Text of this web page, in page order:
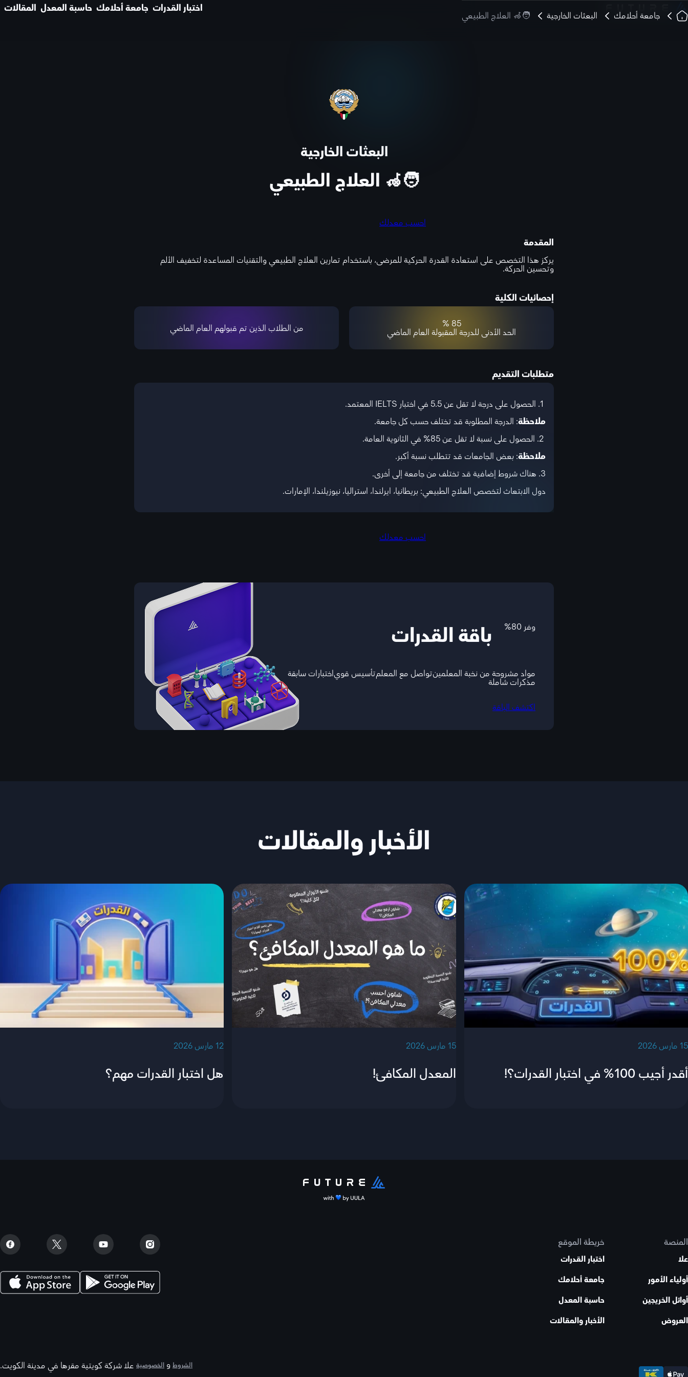
اختبار القدرات جامعة أحلامك حاسبة المعدل المقالات جامعة أحلامك البعثات الخارجية 🧑‍🦽 العلاج الطبيعي
البعثات الخارجية
🧑‍🦽 العلاج الطبيعي
احسب معدلك
المقدمة
يركز هذا التخصص على استعادة القدرة الحركية للمرضى، باستخدام تمارين العلاج الطبيعي والتقنيات المساعدة لتخفيف الألم
وتحسين الحركة.
إحصائيات الكلية
85 %
الحد الأدنى للدرجة المقبولة العام الماضي من الطلاب الذين تم قبولهم العام الماضي
متطلبات التقديم
ملاحظة: الدرجة المطلوبة قد تختلف حسب كل جامعة.
ملاحظة: بعض الجامعات قد تتطلب نسبة أكبر.
3. هناك شروط إضافية قد تختلف من جامعة إلى أخرى.
دول الابتعاث لتخصص العلاج الطبيعي: بريطانيا، ايرلندا، استراليا، نيوزيلندا، الإمارات.
احسب معدلك
وفر 80% باقة القدرات
مواد مشروحة من نخبة المعلمينتواصل مع المعلمتأسيس قوياختبارات سابقة
مذكرات شاملة
اكتشف الباقة
الأخبار والمقالات
‫15 مارس 2026‬
أقدر أجيب 100% في اختبار القدرات؟!
‫15 مارس 2026‬
المعدل المكافئ!
‫12 مارس 2026‬
هل اختبار القدرات مهم؟
المنصة
علا
أولياء الأمور
أوائل الخريجين
العروض
خريطة الموقع
اختبار القدرات
جامعة أحلامك
حاسبة المعدل
الأخبار والمقالات
علا شركة كويتية مقرها في مدينة الكويت. الشروطو الخصوصية